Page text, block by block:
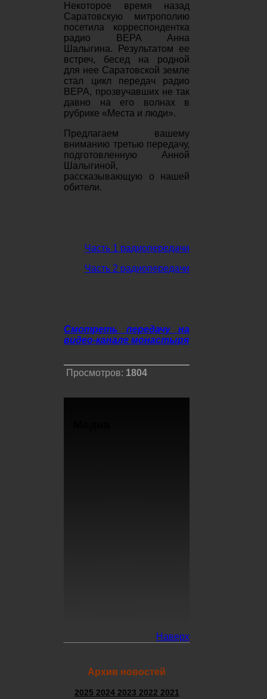
Некоторое время назад
Саратовскую митрополию
посетила корреспондентка
радио ВЕРА Анна
Шалыгина. Результатом ее
встреч, бесед на родной
для нее Саратовской земле
стал цикл передач радио
ВЕРА, прозвучавших не так
давно на его волнах в
рубрике «Места и люди».
Предлагаем вашему
вниманию третью передачу,
подготовленную Анной
Шалыгиной,
рассказывающую о нашей
обители.
Часть 1 радиопередачи
Часть 2 радиопередачи
Смотреть передачу на
видео-канале монастыря
Просмотров: 1804
Наверх
Архив новостей
2025 2024 2023 2022 2021